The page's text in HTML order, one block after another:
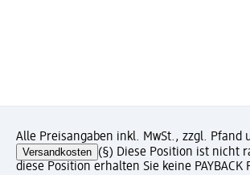
Alle Preisangaben inkl. MwSt., zzgl. Pfand
Versandkosten (§) Diese Position ist nicht
diese Position erhalten Sie keine PAYBACK